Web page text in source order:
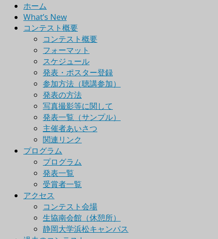
ホーム
What’s New
コンテスト概要
コンテスト概要
フォーマット
スケジュール
発表・ポスター登録
参加方法（聴講参加）
発表の方法
写真撮影等に関して
発表一覧（サンプル）
主催者あいさつ
関連リンク
プログラム
プログラム
発表一覧
受賞者一覧
アクセス
コンテスト会場
生協南会館（休憩所）
静岡大学浜松キャンパス